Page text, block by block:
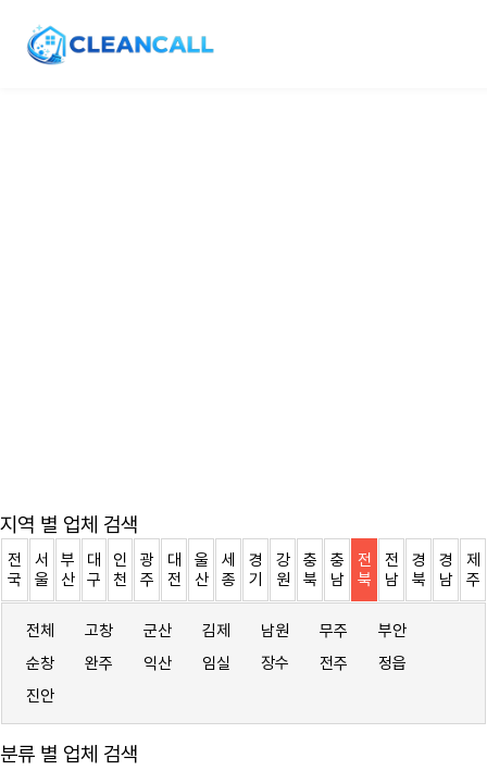
지역 별 업체 검색
전
국
서
울
부
산
대
구
인
천
광
주
대
전
울
산
세
종
경
기
강
원
충
북
충
남
전
북
전
남
경
북
경
남
제
주
전체 고창 군산 김제 남원 무주
부안
순창
완주 익산 임실 장수 전주
정읍
진안
분류 별 업체 검색